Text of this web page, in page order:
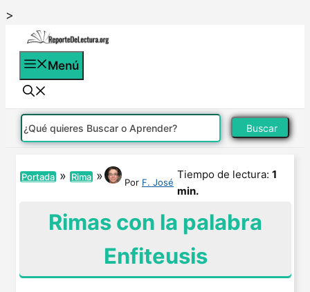
>
contenido
Menú
Buscar
Portada » Rima » Por F. José
Tiempo de lectura: 1
min.
Rimas con la palabra
Enfiteusis